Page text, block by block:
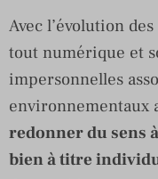
Avec l’évolution
tout numérique et
impersonnelles
environnementaux
redonner du sens
bien à titre